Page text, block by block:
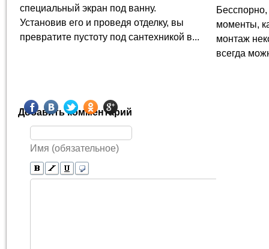
специальный экран под ванну.
Установив его и проведя отделку, вы
превратите пустоту под сантехникой в...
моменты,
монтаж
всегда
Добавить комментарий
Имя (обязательное)